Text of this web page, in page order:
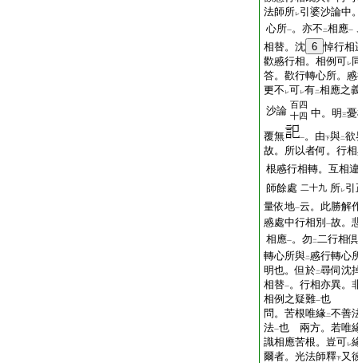
法師所レ引婆沙論中
心所一。亦不 二相應一
相替。沈 6 悼行相
歡慼行相。相例可レ
答。歡行轉心所。
更不 レ可レ有二相應之
沙論 百四
十四 中。明 三
覆無
一。由下與二欲
故。所以者何。行
根慼行相轉。互相
師餘處 二十九 所レ
量依地一云。此勝解
慼處中行相別 一故。
相應一。勿 二二行相
轉心所與二慼行轉心
明也。但於二尋伺沈
相替一。行相亦異。
相例之疑難一也
問。苦根唯緣二不善
法一也 兩方。若唯
識相應苦根。豈可レ
爾者。光法師釋下又